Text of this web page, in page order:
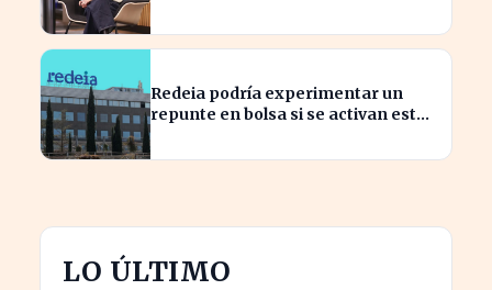
Redeia podría experimentar un
repunte en bolsa si se activan estos
LO ÚLTIMO